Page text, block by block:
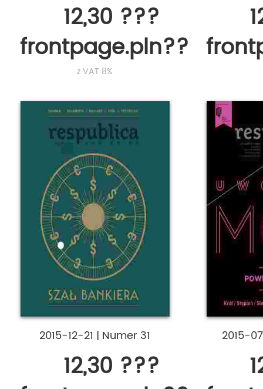
12,30 ???
frontpage.pln???
z VAT 8%
2015-12-21 | Numer 31
12,30 ???
2015-